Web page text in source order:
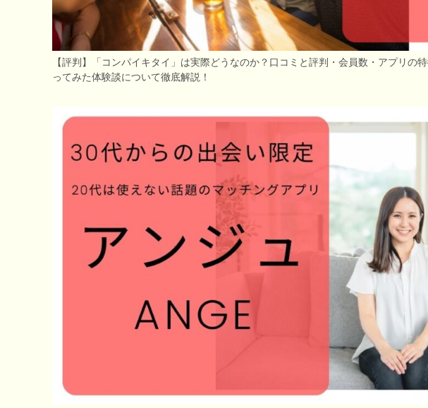
【評判】「コンパイキタイ」は実際どうなのか？口コミと評判・会員数・アプリの
ってみた体験談について徹底解説！